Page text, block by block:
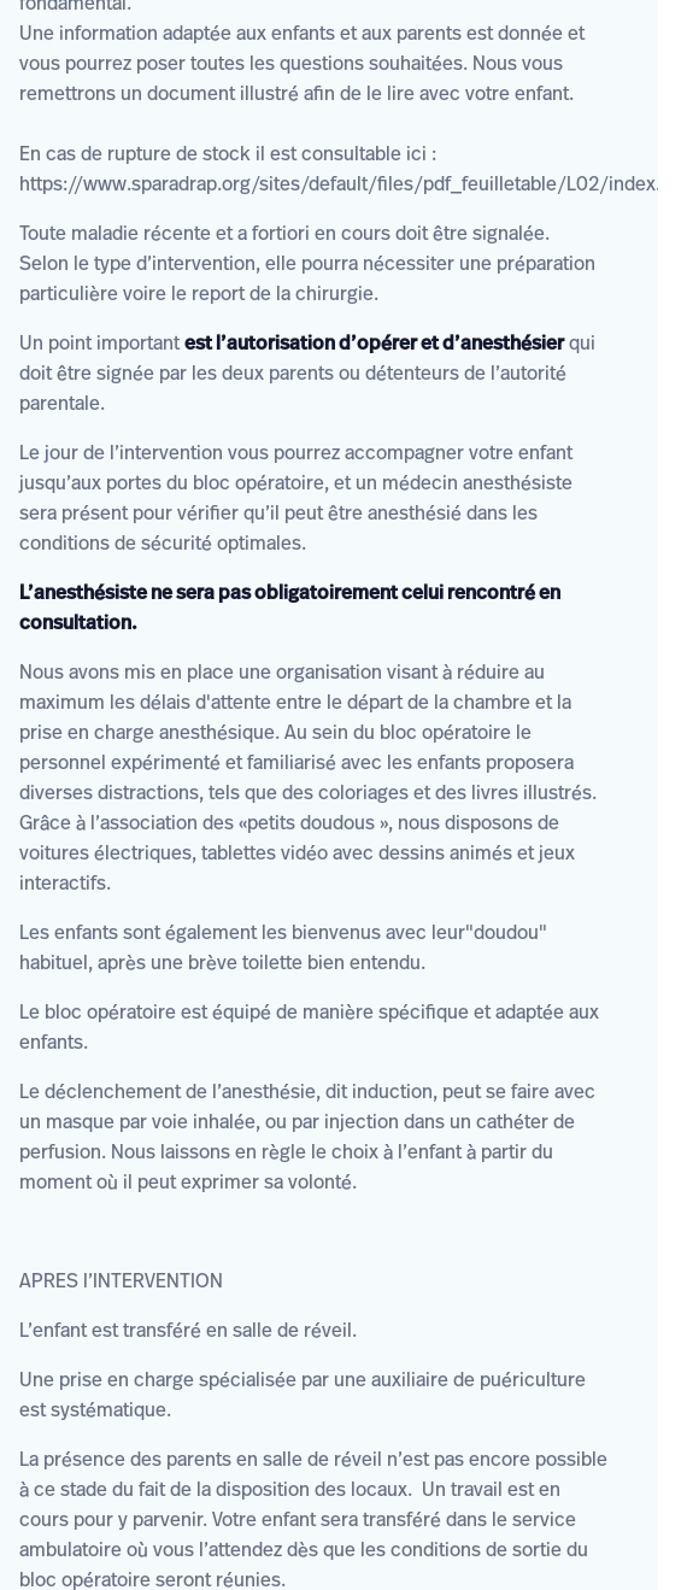
fondamental.
Une information adaptée aux enfants et aux parents est donnée et
vous pourrez poser toutes les questions souhaitées. Nous vous
remettrons un document illustré afin de le lire avec votre enfant.
En cas de rupture de stock il est consultable ici :
https://www.sparadrap.org/sites/default/files/pdf_feuilletable/L02/
Toute maladie récente et a fortiori en cours doit être signalée.
Selon le type d’intervention, elle pourra nécessiter une préparation
particulière voire le report de la chirurgie.
Un point importantest l’autorisation d’opérer et d’anesthésierqui
doit être signée par les deux parents ou détenteurs de l’autorité
parentale.
Le jour de l’intervention vous pourrez accompagner votre enfant
jusqu’aux portes du bloc opératoire, et un médecin anesthésiste
sera présent pour vérifier qu’il peut être anesthésié dans les
conditions de sécurité optimales.
L’anesthésiste ne sera pas obligatoirement celui rencontré en
consultation.
Nous avons mis en place une organisation visant à réduire au
maximum les délais d'attente entre le départ de la chambre et la
prise en charge anesthésique. Au sein du bloc opératoire le
personnel expérimenté et familiarisé avec les enfants proposera
diverses distractions, tels que des coloriages et des livres illustrés.
Grâce à l’association des «petits doudous », nous disposons de
voitures électriques, tablettes vidéo avec dessins animés et jeux
interactifs.
Les enfants sont également les bienvenus avec leur"doudou"
habituel, après une brève toilette bien entendu.
Le bloc opératoire est équipé de manière spécifique et adaptée aux
enfants.
Le déclenchement de l’anesthésie, dit induction, peut se faire avec
un masque par voie inhalée, ou par injection dans un cathéter de
perfusion. Nous laissons en règle le choix à l’enfant à partir du
moment où il peut exprimer sa volonté.
APRES l’INTERVENTION
L’enfant est transféré en salle de réveil.
Une prise en charge spécialisée par une auxiliaire de puériculture
est systématique.
La présence des parents en salle de réveil n’est pas encore possible
à ce stade du fait de la disposition des locaux. Un travail est en
cours pour y parvenir. Votre enfant sera transféré dans le service
ambulatoire où vous l’attendez dès que les conditions de sortie du
bloc opératoire seront réunies.